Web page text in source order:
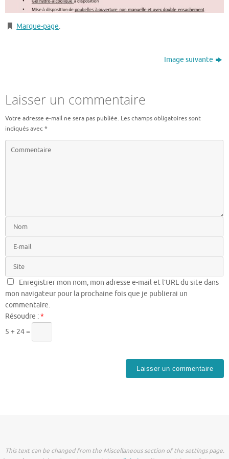
Marque-page.
Image suivante
Laisser un commentaire
Votre adresse e-mail ne sera pas publiée. Les champs obligatoires sont
indiqués avec*
Enregistrer mon nom, mon adresse e-mail et l’URL du site dans
mon navigateur pour la prochaine fois que je publierai un
commentaire.
Résoudre :*
5 + 24 =
This text can be changed from the Miscellaneous section of the settings page.